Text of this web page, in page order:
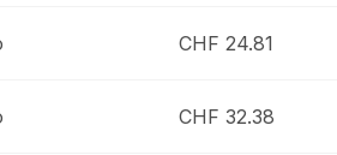
CHF 24.81
CHF 32.38